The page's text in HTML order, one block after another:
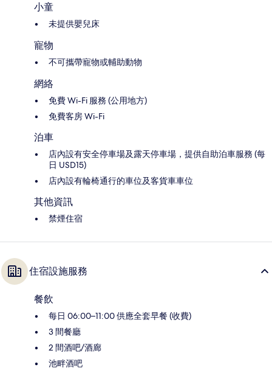
小童
未提供嬰兒床
寵物
不可攜帶寵物或輔助動物
網絡
免費 Wi-Fi 服務 (公用地方)
免費客房 Wi-Fi
泊車
店內設有安全停車場及露天停車場，提供自助泊車服務 (每
日 USD15)
店內設有輪椅通行的車位及客貨車車位
其他資訊
禁煙住宿
住宿設施服務
餐飲
每日 06:00–11:00 供應全套早餐 (收費)
3 間餐廳
2 間酒吧/酒廊
池畔酒吧